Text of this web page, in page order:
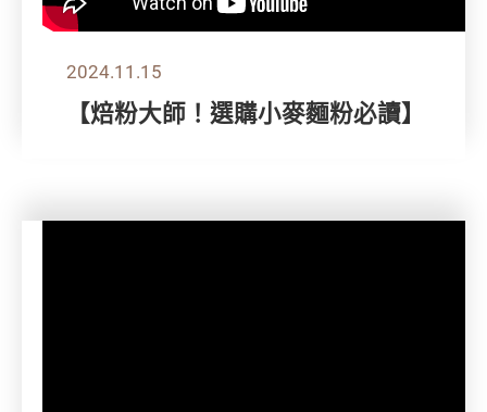
2024.11.15
【焙粉大師！選購小麥麵粉必讀】